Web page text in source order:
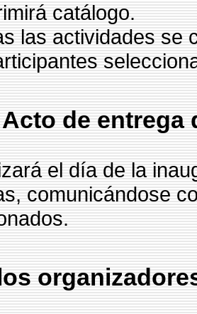
catálogo.
las actividades se
Acto de entrega
el día de la
comunicándose